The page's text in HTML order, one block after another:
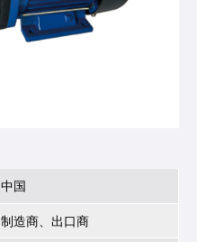
中国
制造商、出口商